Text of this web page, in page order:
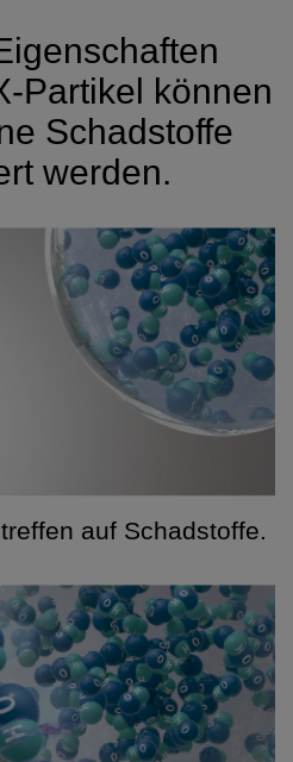
-Partikel können
Schadstoffe
werden.
auf Schadstoffe.